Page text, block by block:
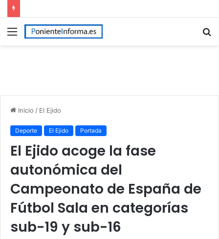
Menú
Inicio / El Ejido
Deporte El Ejido Portada
El Ejido acoge la fase
autonómica del
Campeonato de España de
Fútbol Sala en categorías
sub-19 y sub-16